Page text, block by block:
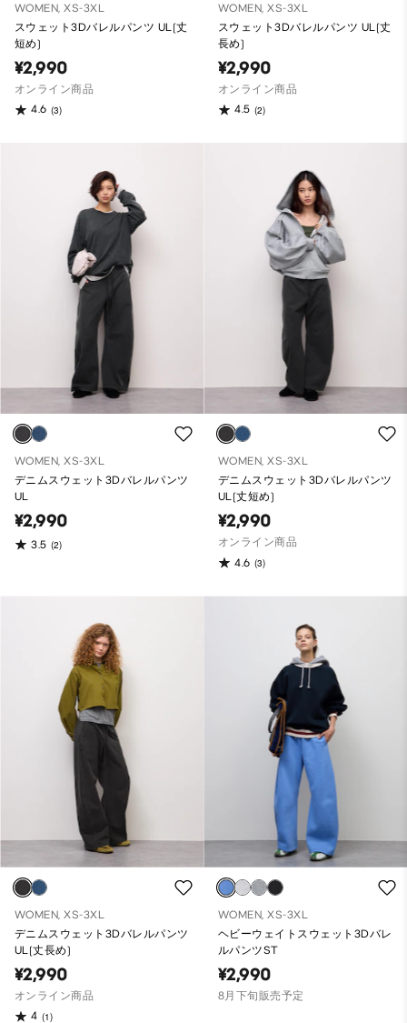
WOMEN, XS-3XL
スウェット3Dバレルパンツ UL(丈
短め)
¥2,990
オンライン商品
4.6 (3)
WOMEN, XS-3XL
スウェット3Dバレルパンツ UL(丈
長め)
¥2,990
オンライン商品
4.5 (2)
WOMEN, XS-3XL
デニムスウェット3Dバレルパンツ
UL
¥2,990
3.5 (2)
WOMEN, XS-3XL
デニムスウェット3Dバレルパンツ
UL(丈短め)
¥2,990
オンライン商品
4.6 (3)
WOMEN, XS-3XL
デニムスウェット3Dバレルパンツ
UL(丈長め)
¥2,990
オンライン商品
4 (1)
WOMEN, XS-3XL
ヘビーウェイトスウェット3Dバレ
ルパンツST
¥2,990
8月下旬販売予定